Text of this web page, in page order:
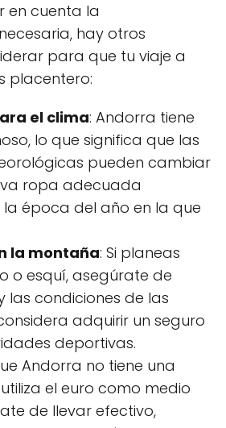
en cuenta la
hay otros
para que tu viaje a
placentero:
el clima: Andorra tiene
lo que significa que las
pueden cambiar
ropa adecuada
época del año en la que
la montaña: Si planeas
o esquí, asegúrate de
las condiciones de las
adquirir un seguro
deportivas.
Andorra no tiene una
el euro como medio
de llevar efectivo,